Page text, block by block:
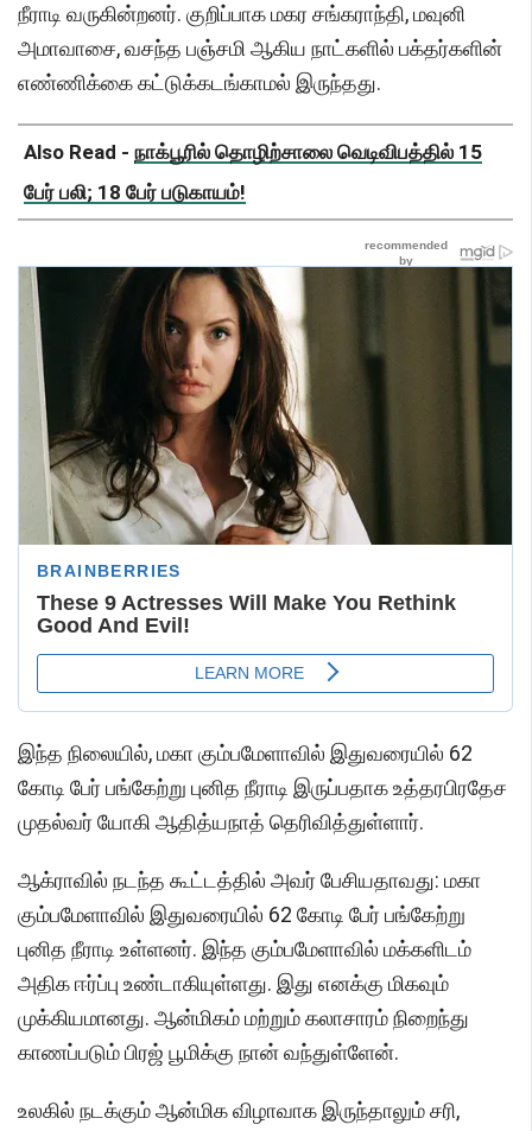
நீராடி வருகின்றனர். குறிப்பாக மகர சங்கராந்தி, மவுனி
அமாவாசை, வசந்த பஞ்சமி ஆகிய நாட்களில் பக்தர்களின்
எண்ணிக்கை கட்டுக்கடங்காமல் இருந்தது.
Also Read - நாக்பூரில் தொழிற்சாலை வெடிவிபத்தில் 15
பேர் பலி; 18 பேர் படுகாயம்!
இந்த நிலையில், மகா கும்பமேளாவில் இதுவரையில் 62
கோடி பேர் பங்கேற்று புனித நீராடி இருப்பதாக உத்தரபிரதேச
முதல்வர் யோகி ஆதித்யநாத் தெரிவித்துள்ளார்.
ஆக்ராவில் நடந்த கூட்டத்தில் அவர் பேசியதாவது: மகா
கும்பமேளாவில் இதுவரையில் 62 கோடி பேர் பங்கேற்று
புனித நீராடி உள்ளனர். இந்த கும்பமேளாவில் மக்களிடம்
அதிக ஈர்ப்பு உண்டாகியுள்ளது. இது எனக்கு மிகவும்
முக்கியமானது. ஆன்மிகம் மற்றும் கலாசாரம் நிறைந்து
காணப்படும் பிரஜ் பூமிக்கு நான் வந்துள்ளேன்.
உலகில் நடக்கும் ஆன்மிக விழாவாக இருந்தாலும் சரி,